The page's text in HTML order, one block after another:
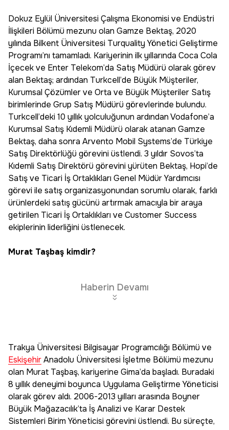
Dokuz Eylül Üniversitesi Çalışma Ekonomisi ve Endüstri
İlişkileri Bölümü mezunu olan Gamze Bektaş, 2020
yılında Bilkent Üniversitesi Turquality Yönetici Geliştirme
Programı’nı tamamladı. Kariyerinin ilk yıllarında Coca Cola
İçecek ve Enter Telekom’da Satış Müdürü olarak görev
alan Bektaş; ardından Turkcell’de Büyük Müşteriler,
Kurumsal Çözümler ve Orta ve Büyük Müşteriler Satış
birimlerinde Grup Satış Müdürü görevlerinde bulundu.
Turkcell’deki 10 yıllık yolculuğunun ardından Vodafone’a
Kurumsal Satış Kıdemli Müdürü olarak atanan Gamze
Bektaş, daha sonra Arvento Mobil Systems’de Türkiye
Satış Direktörlüğü görevini üstlendi. 3 yıldır Sovos’ta
Kıdemli Satış Direktörü görevini yürüten Bektaş, Hopi’de
Satış ve Ticari İş Ortaklıkları Genel Müdür Yardımcısı
görevi ile satış organizasyonundan sorumlu olarak, farklı
ürünlerdeki satış gücünü artırmak amacıyla bir araya
getirilen Ticari İş Ortaklıkları ve Customer Success
ekiplerinin liderliğini üstlenecek.
Murat Taşbaş kimdir?
Haberin Devamı
Trakya Üniversitesi Bilgisayar Programcılığı Bölümü ve
EskişehirAnadolu Üniversitesi İşletme Bölümü mezunu
olan Murat Taşbaş, kariyerine Gima’da başladı. Buradaki
8 yıllık deneyimi boyunca Uygulama Geliştirme Yöneticisi
olarak görev aldı. 2006-2013 yılları arasında Boyner
Büyük Mağazacılık’ta İş Analizi ve Karar Destek
Sistemleri Birim Yöneticisi görevini üstlendi. Bu süreçte,